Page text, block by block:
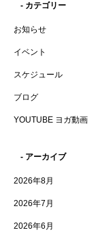
- カテゴリー
お知らせ
イベント
スケジュール
ブログ
YOUTUBE ヨガ動画
- アーカイブ
2026年8月
2026年7月
2026年6月